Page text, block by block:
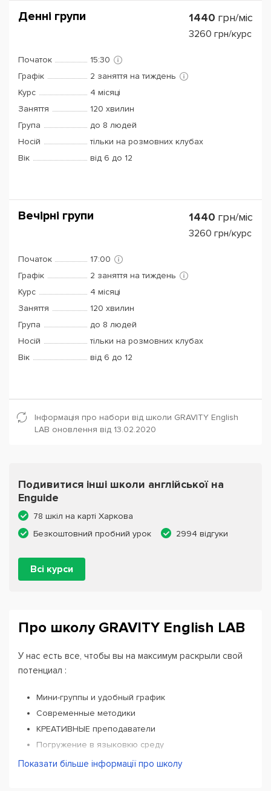
Денні групи 1440 грн/міс
3260 грн/курс
Початок
15:30
Графік
2 заняття на тиждень
Курс
4 місяці
Заняття
120 хвилин
Група
до 8 людей
Носій
тільки на розмовних клубах
Вік
від 6 до 12
Вечірні групи 1440 грн/міс
3260 грн/курс
Початок
17:00
Графік
2 заняття на тиждень
Курс
4 місяці
Заняття
120 хвилин
Група
до 8 людей
Носій
тільки на розмовних клубах
Вік
від 6 до 12
Інформація про набори від школи GRAVITY English
LAB оновлення від 13.02.2020
Подивитися інші школи англійської на
Enguide
78 шкіл на карті Харкова
Безкоштовний пробний урок
2994 відгуки
Всі курси
Про школу GRAVITY English LAB
У нас есть все, чтобы вы на максимум раскрыли свой
потенциал :
Мини-группы и удобный график
Современные методики
КРЕАТИВНЫЕ преподаватели
Погружение в языковкю среду
Бесплатное пробное занятие
Показати більше інформації про школу